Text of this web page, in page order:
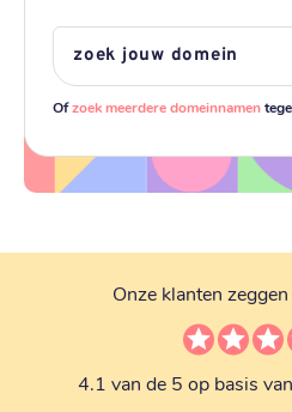
Ofzoek meerdere domeinnamen
Onze klanten zeggen
4.1 van de 5 op basis